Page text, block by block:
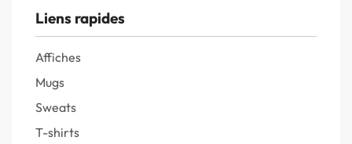
Liens rapides
Affiches
Mugs
Sweats
T-shirts